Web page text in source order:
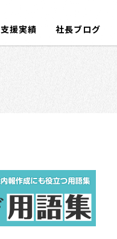
支援実績 社長ブログ